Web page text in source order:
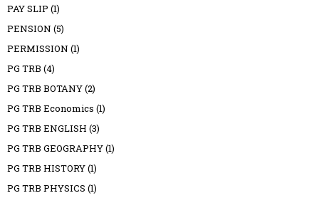
PAY SLIP (1)
PENSION (5)
PERMISSION (1)
PG TRB (4)
PG TRB BOTANY(2)
PG TRB Economics (1)
PG TRB ENGLISH (3)
PG TRB GEOGRAPHY(1)
PG TRB HISTORY(1)
PG TRB PHYSICS (1)